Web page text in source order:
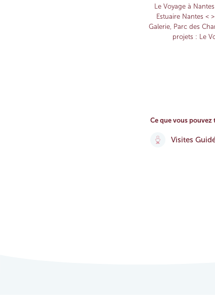
Le Voyage à
Estuaire Nantes <
Galerie, Parc des
projets : Le
Ce que vous
Visites